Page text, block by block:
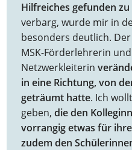
Hilfreiches gefunden zu
verbarg, wurde mir in
besonders deutlich.
MSK-Förderlehrerin
Netzwerkleiterin
in eine Richtung, von
geträumt hatte. Ich
geben,die den
vorrangig etwas für
zudem den